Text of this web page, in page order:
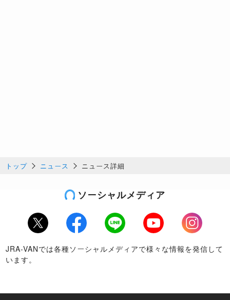
トップ ニュース ニュース詳細
ソーシャルメディア
Twitter Facebook LINE Youtube
Instagram
JRA-VANでは各種ソーシャルメディアで様々な情報を発信して
います。